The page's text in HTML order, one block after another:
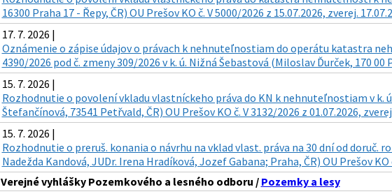
16300 Praha 17 - Řepy, ČR) OU Prešov KO č. V 5000/2026 z 15.07.2026, zverej.
17. 7. 2026 |
Oznámenie o zápise údajov o právach k nehnuteľnostiam do operátu katastra
4390/2026 pod č. zmeny 309/2026 v k. ú. Nižná Šebastová (Miloslav Ďurček, 170 00
15. 7. 2026 |
Rozhodnutie o povolení vkladu vlastníckeho práva do KN k nehnuteľnostiam v k.
Štefančínová, 73541 Petřvald, ČR) OU Prešov KO č. V 3132/2026 z 01.07.2026,
15. 7. 2026 |
Rozhodnutie o preruš. konania o návrhu na vklad vlast. práva na 30 dní od doruč.
Nadežda Kandová, JUDr. Irena Hradíková, Jozef Gabana; Praha, ČR) OU Prešov KO
Verejné vyhlášky Pozemkového a lesného odboru / Pozemky a lesy